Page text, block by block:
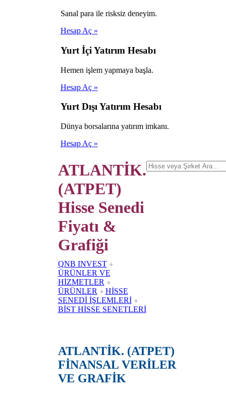
Sanal para ile risksiz deneyim.
Hesap Aç »
Yurt İçi Yatırım Hesabı
Hemen işlem yapmaya başla.
Hesap Aç »
Yurt Dışı Yatırım Hesabı
Dünya borsalarına yatırım imkanı.
Hesap Aç »
ATLANTİK.
(ATPET)
Hisse Senedi
Fiyatı &
Grafiği
QNB INVEST
ÜRÜNLER VE
HİZMETLER
ÜRÜNLER
HİSSE
SENEDİ İŞLEMLERİ
BİST HİSSE SENETLERİ
ATLANTİK. (ATPET)
FİNANSAL VERİLER
VE GRAFİK